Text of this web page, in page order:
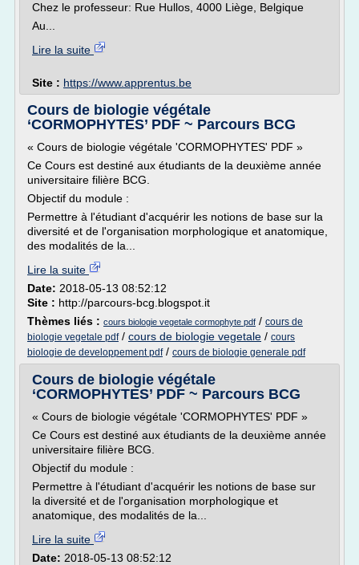
Chez le professeur: Rue Hullos, 4000 Liège, Belgique
Au...
Lire la suite
Site : https://www.apprentus.be
Cours de biologie végétale
‘CORMOPHYTES’ PDF ~ Parcours BCG
« Cours de biologie végétale 'CORMOPHYTES' PDF »
Ce Cours est destiné aux étudiants de la deuxième année
universitaire filière BCG.
Objectif du module :
Permettre à l'étudiant d'acquérir les notions de base sur la
diversité et de l'organisation morphologique et anatomique,
des modalités de la...
Lire la suite
Date: 2018-05-13 08:52:12
Site : http://parcours-bcg.blogspot.it
Thèmes liés : cours biologie vegetale cormophyte pdf / cours de
biologie vegetale pdf/ cours de biologie vegetale / cours
biologie de developpement pdf/ cours de biologie generale pdf
Cours de biologie végétale
‘CORMOPHYTES’ PDF ~ Parcours BCG
« Cours de biologie végétale 'CORMOPHYTES' PDF »
Ce Cours est destiné aux étudiants de la deuxième année
universitaire filière BCG.
Objectif du module :
Permettre à l'étudiant d'acquérir les notions de base sur
la diversité et de l'organisation morphologique et
anatomique, des modalités de la...
Lire la suite
Date: 2018-05-13 08:52:12